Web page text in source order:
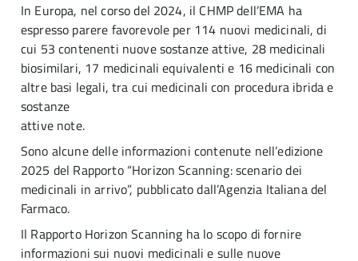
In Europa, nel corso del 2024, il CHMP dell’EMA ha
espresso parere favorevole per 114 nuovi medicinali, di
cui 53 contenenti nuove sostanze attive, 28 medicinali
biosimilari, 17 medicinali equivalenti e 16 medicinali con
altre basi legali, tra cui medicinali con procedura ibrida e
sostanze
attive note.
Sono alcune delle informazioni contenute nell’edizione
2025 del Rapporto “Horizon Scanning: scenario dei
medicinali in arrivo”, pubblicato dall’Agenzia Italiana del
Farmaco.
Il Rapporto Horizon Scanning ha lo scopo di fornire
informazioni sui nuovi medicinali e sulle nuove